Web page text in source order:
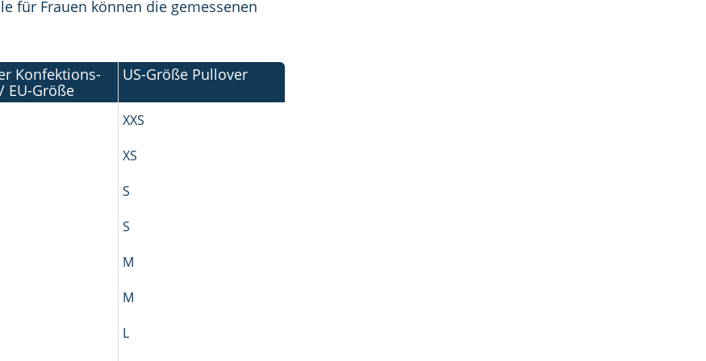
für Frauen können die gemessenen
Konfektions­
EU-Größe
US-­Größe Pullover
XXS
XS
S
S
M
M
L